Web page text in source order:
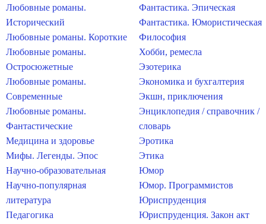
Любовные романы.
Исторический
Любовные романы. Короткие
Любовные романы.
Остросюжетные
Любовные романы.
Современные
Любовные романы.
Фантастические
Медицина и здоровье
Мифы. Легенды. Эпос
Научно-образовательная
Научно-популярная
литература
Педагогика
Фантастика. Эпическая
Фантастика. Юмористическая
Философия
Хобби, ремесла
Эзотерика
Экономика и бухгалтерия
Экшн, приключения
Энциклопедия / справочник /
словарь
Эротика
Этика
Юмор
Юмор. Программистов
Юриспруденция
Юриспруденция. Закон акт